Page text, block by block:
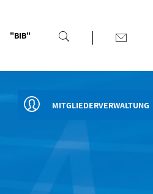
"BIB"
MITGLIEDERVERWALTUNG